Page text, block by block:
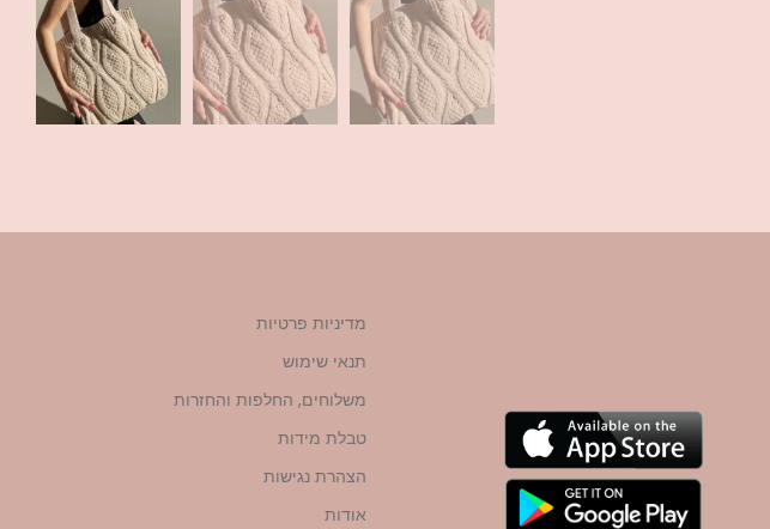
מדיניות פרטיות
תנאי שימוש
משלוחים, החלפות והחזרות
טבלת מידות
הצהרת נגישות
אודות